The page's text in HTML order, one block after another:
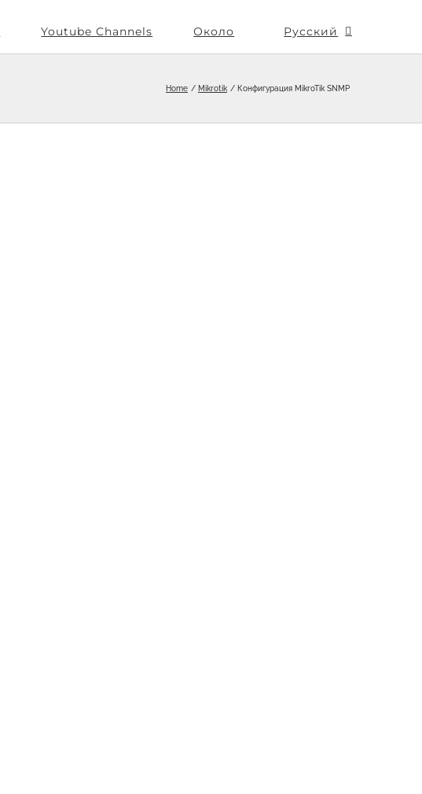
Youtube Channels Около Русский
Home Mikrotik Конфигурация MikroTik SNMP